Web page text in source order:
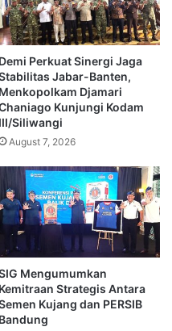
Demi Perkuat Sinergi Jaga
Jabar-Banten,
Menkopolkam Djamari
Kunjungi Kodam
III/Siliwangi
August 7, 2026
Mengumumkan
Kemitraan Strategis Antara
Kujang dan PERSIB
Bandung